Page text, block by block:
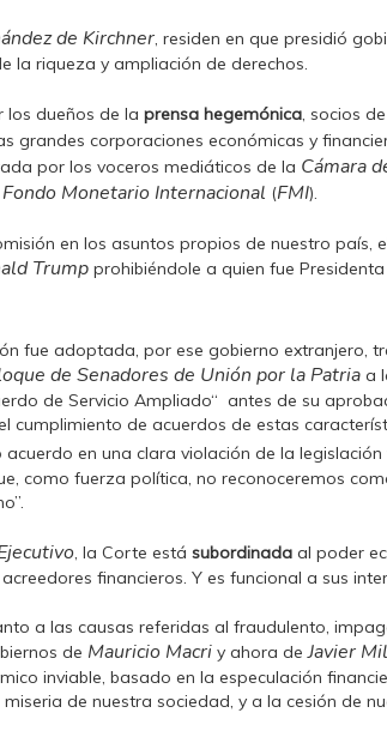
de Kirchner, residen en que presidió
la riqueza y ampliación de derechos.
los dueños de la prensa hegemónica, socios
grandes corporaciones económicas y
por los voceros mediáticos de la Cámara
Fondo Monetario Internacional (FMI).
en los asuntos propios de nuestro país,
Trump prohibiéndole a quien fue
fue adoptada, por ese gobierno extranjero,
de Senadores de Unión por la Patria a
de Servicio Ampliado“ antes de su
cumplimiento de acuerdos de estas
acuerdo en una clara violación de la legislación
como fuerza política, no reconoceremos
, la Corte está subordinada al poder
financieros. Y es funcional a sus
a las causas referidas al fraudulento,
de Mauricio Macri y ahora deJavier
inviable, basado en la especulación
de nuestra sociedad, y a la cesión de